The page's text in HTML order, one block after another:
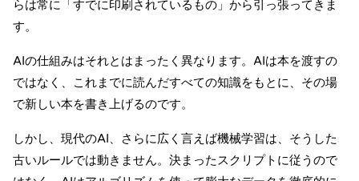
らは常に「すでに印刷されているもの」から引っ張ってきま
す。
AIの仕組みはそれとはまったく異なります。AIは本を渡すの
ではなく、これまでに読んだすべての知識をもとに、その場
で新しい本を書き上げるのです。
しかし、現代のAI、さらに広く言えば機械学習は、そうした
古いルールでは動きません。決まったスクリプトに従うので